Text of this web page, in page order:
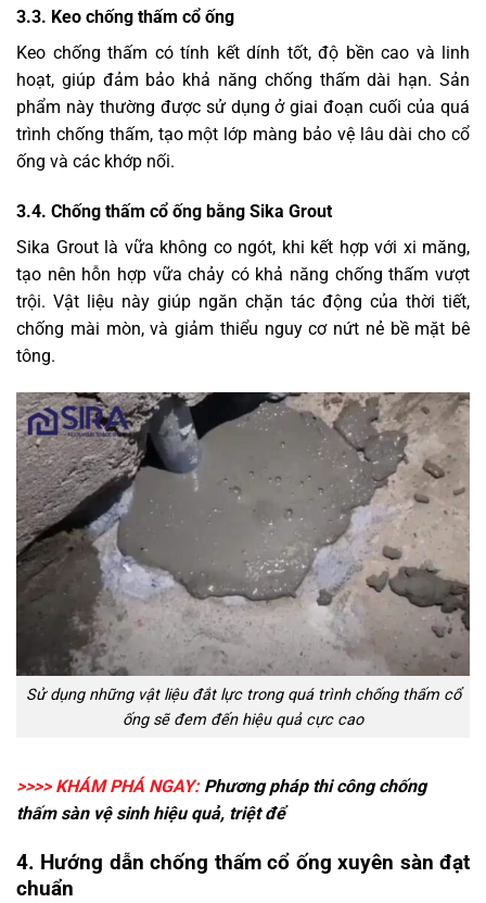
3.3. Keo chống thấm cổ ống
Keo chống thấm có tính kết dính tốt, độ bền cao và linh
hoạt, giúp đảm bảo khả năng chống thấm dài hạn. Sản
phẩm này thường được sử dụng ở giai đoạn cuối của quá
trình chống thấm, tạo một lớp màng bảo vệ lâu dài cho cổ
ống và các khớp nối.
3.4. Chống thấm cổ ống bằng Sika Grout
Sika Grout là vữa không co ngót, khi kết hợp với xi măng,
tạo nên hỗn hợp vữa chảy có khả năng chống thấm vượt
trội. Vật liệu này giúp ngăn chặn tác động của thời tiết,
chống mài mòn, và giảm thiểu nguy cơ nứt nẻ bề mặt bê
tông.
Sử dụng những vật liệu đắt lực trong quá trình chống thấm cổ
ống sẽ đem đến hiệu quả cực cao
>>>> KHÁM PHÁ NGAY:Phương pháp thi côngchống
thấm sàn vệ sinhhiệu quả, triệt để
4. Hướng dẫn chống thấm cổ ống xuyên sàn đạt
chuẩn